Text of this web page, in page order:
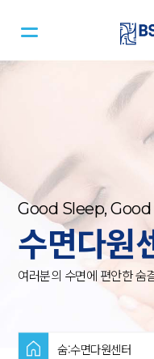
Good Sleep,
수면다원
여러분의 수면에 편안한 숨
숨:수면다원센터